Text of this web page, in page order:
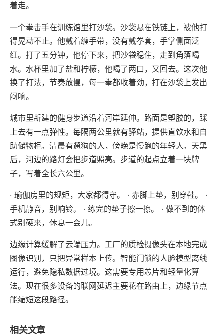
着走。
一个拳击手在训练馆里打沙袋。沙袋悬在铁链上，被他打
得晃动不止。他戴着缠手带，没有戴拳套，手掌侧面泛
红。打了五分钟，他停下来，把沙袋稳住，走到角落喝
水。水杯里加了盐和柠檬，他喝了两口，又回去。这次他
换了打法，节奏放慢，每一拳都收着劲，打在沙袋上发出
闷响。
城市里新建的健身步道沿着河岸延伸。路面是塑胶的，踩
上去有一点弹性。每隔两公里就有驿站，提供直饮水和自
助储物柜。清晨有遛狗的人，傍晚是慢跑的年轻人。天黑
后，河边的路灯会把步道照亮。步道的起点立着一块牌
子，写着全长六公里。
· 瑜伽房里的规矩，大家都得守。 · 赤脚上垫，别穿鞋。 ·
手机静音，别响铃。 · 练完的垫子擦一擦。 · 做不到的体
式别硬来，休息一会儿。
边缘计算缓解了云端压力。工厂的质检摄像头在本地完成
图像识别，只把异常样本上传。智能门锁的人脸模型离线
运行，避免隐私数据过境。这需要专用芯片和轻量化算
法。现在很多设备的联网延迟主要花在路由上，边缘节点
能缩短这段路径。
相关文章